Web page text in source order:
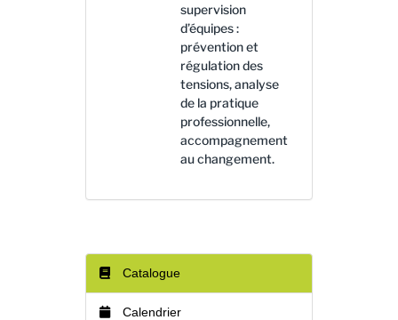
supervision
d’équipes :
prévention et
régulation des
tensions, analyse
de la pratique
professionnelle,
accompagnement
au changement.
Catalogue
Calendrier